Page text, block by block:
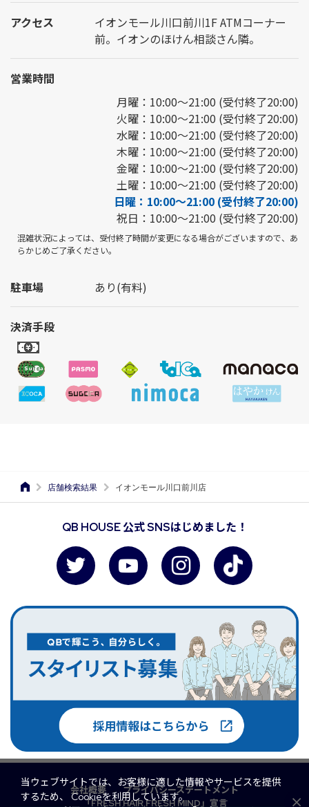
店舗検索結果 イオンモール川口前川店
アクセス
イオンモール川口前川1F ATMコーナー
前。イオンのほけん相談さん隣。
営業時間
月曜：10:00～21:00 (受付終了20:00)
火曜：10:00～21:00 (受付終了20:00)
水曜：10:00～21:00 (受付終了20:00)
木曜：10:00～21:00 (受付終了20:00)
金曜：10:00～21:00 (受付終了20:00)
土曜：10:00～21:00 (受付終了20:00)
日曜：10:00～21:00 (受付終了20:00)
祝日：10:00～21:00 (受付終了20:00)
混雑状況によっては、受付終了時間が変更になる場合がございますので、あ
らかじめご了承ください。
駐車場 あり(有料)
決済手段
QB HOUSE 公式 SNSはじめました！
会社概要
プライバシーステートメント
「FRESH HAIR,FRESH MIND」宣言
当ウェブサイトでは、お客様に適した情報やサービスを提供
するため、 Cookieを利用しています。